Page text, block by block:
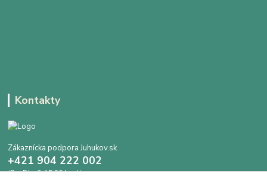
Kontakty
Zákaznícka podpora Juhukov.sk
+421 904 222 002
(Po-Pia, 9-15.30 hod.)